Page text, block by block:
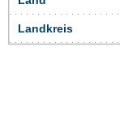
Landkreis